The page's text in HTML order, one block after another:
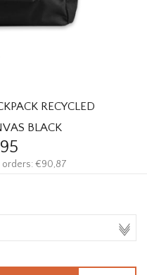
RECYCLED
BLACK
orders: €90,87